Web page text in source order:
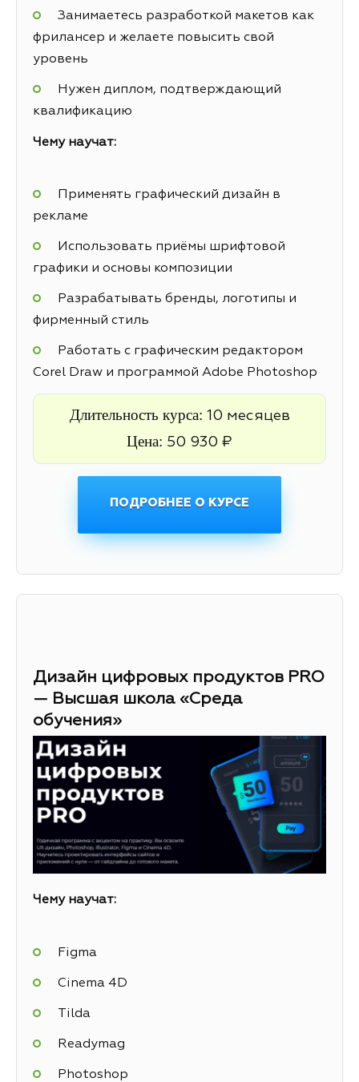
Занимаетесь разработкой макетов как
фрилансер и желаете повысить свой
уровень
Нужен диплом, подтверждающий
квалификацию
Чему научат:
Применять графический дизайн в
рекламе
Использовать приёмы шрифтовой
графики и основы композиции
Разрабатывать бренды, логотипы и
фирменный стиль
Работать с графическим редактором
Corel Draw и программой Adobe Photoshop
Длительность курса: 10 месяцев
Цена: 50 930 ₽
ПОДРОБНЕЕ О КУРСЕ
Дизайн цифровых продуктов PRO
— Высшая школа «Среда
обучения»
Чему научат:
Figma
Cinema 4D
Tilda
Readymag
Photoshop